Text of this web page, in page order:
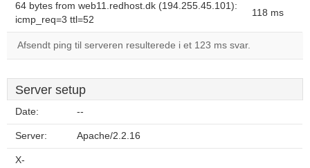
64 bytes from web11.redhost.dk (194.255.45.101):
icmp_req=3 ttl=52
118 ms
Afsendt ping til serveren resulterede i et 123 ms svar.
Server setup
Date: --
Server: Apache/2.2.16
X-